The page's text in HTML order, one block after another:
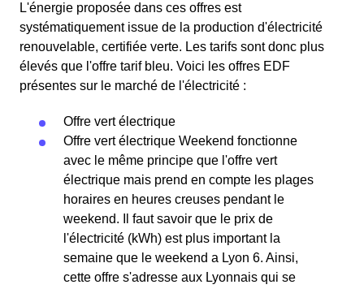
L'énergie proposée dans ces offres est
systématiquement issue de la production d'électricité
renouvelable, certifiée verte. Les tarifs sont donc plus
élevés que l'offre tarif bleu. Voici les offres EDF
présentes sur le marché de l'électricité :
Offre vert électrique
Offre vert électrique Weekend fonctionne
avec le même principe que l'offre vert
électrique mais prend en compte les plages
horaires en heures creuses pendant le
weekend. Il faut savoir que le prix de
l'électricité (kWh) est plus important la
semaine que le weekend a Lyon 6. Ainsi,
cette offre s'adresse aux Lyonnais qui se